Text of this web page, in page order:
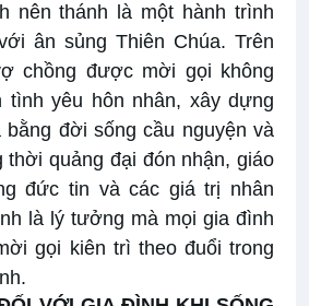
nên thánh là một hành trình
ân sủng Thiên Chúa. Trên
chồng được mời gọi không
tình yêu hôn nhân, xây dựng
bằng đời sống cầu nguyện và
thời quảng đại đón nhận, giáo
đức tin và các giá trị nhân
là lý tưởng mà mọi gia đình
gọi kiên trì theo đuổi trong